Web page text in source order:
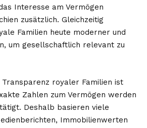
Interesse am Vermögen
zusätzlich. Gleichzeitig
Familien heute moderner und
um gesellschaftlich relevant zu
royaler Familien ist
Zahlen zum Vermögen werden
Deshalb basieren viele
Immobilienwerten